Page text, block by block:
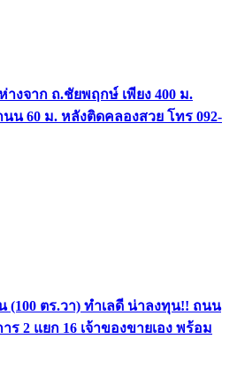
งจาก ถ.ชัยพฤกษ์ เพียง 400 ม.
น 60 ม. หลังติดคลองสวย โทร 092-
(100 ตร.วา) ทำเลดี น่าลงทุน!! ถนน
ร 2 แยก 16 เจ้าของขายเอง พร้อม